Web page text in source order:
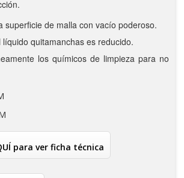
superficie de malla con vacío poderoso.
líquido quitamanchas es reducido.
los químicos de limpieza para no
para ver ficha técnica